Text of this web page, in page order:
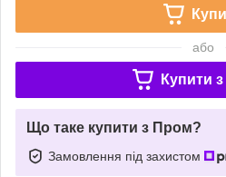
або
Купити з
Що таке купити з Пром?
Замовлення під захистом